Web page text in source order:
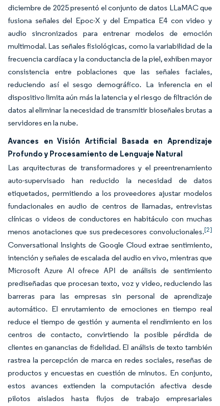
diciembre de 2025 presentó el conjunto de datos LLaMAC que
fusiona señales del Epoc-X y del Empatica E4 con video y
audio sincronizados para entrenar modelos de emoción
multimodal. Las señales fisiológicas, como la variabilidad de la
frecuencia cardíaca y la conductancia de la piel, exhiben mayor
consistencia entre poblaciones que las señales faciales,
reduciendo así el sesgo demográfico. La inferencia en el
dispositivo limita aún más la latencia y el riesgo de filtración de
datos al eliminar la necesidad de transmitir bioseñales brutas a
servidores en la nube.
Avances en Visión Artificial Basada en Aprendizaje
Profundo y Procesamiento de Lenguaje Natural
Las arquitecturas de transformadores y el preentrenamiento
auto-supervisado han reducido la necesidad de datos
etiquetados, permitiendo a los proveedores ajustar modelos
fundacionales en audio de centros de llamadas, entrevistas
clínicas o videos de conductores en habitáculo con muchas
menos anotaciones que sus predecesores convolucionales.[2]
Conversational Insights de Google Cloud extrae sentimiento,
intención y señales de escalada del audio en vivo, mientras que
Microsoft Azure AI ofrece API de análisis de sentimiento
prediseñadas que procesan texto, voz y video, reduciendo las
barreras para las empresas sin personal de aprendizaje
automático. El enrutamiento de emociones en tiempo real
reduce el tiempo de gestión y aumenta el rendimiento en los
centros de contacto, convirtiendo la posible pérdida de
clientes en ganancias de fidelidad. El análisis de texto también
rastrea la percepción de marca en redes sociales, reseñas de
productos y encuestas en cuestión de minutos. En conjunto,
estos avances extienden la computación afectiva desde
pilotos aislados hasta flujos de trabajo empresariales